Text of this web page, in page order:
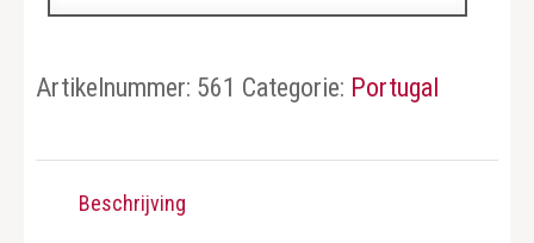
Artikelnummer: 561 Categorie: Portugal
Beschrijving